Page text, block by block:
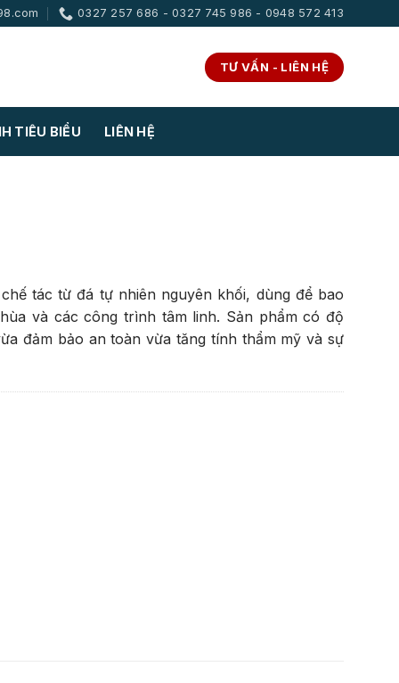
0327 257 686 - 0327 745 986 - 0948 572 413
TƯ VẤN - LIÊN HỆ
TIÊU BIỂU LIÊN HỆ
tác từ đá tự nhiên nguyên khối, dùng để bao
và các công trình tâm linh. Sản phẩm có độ
đảm bảo an toàn vừa tăng tính thẩm mỹ và sự